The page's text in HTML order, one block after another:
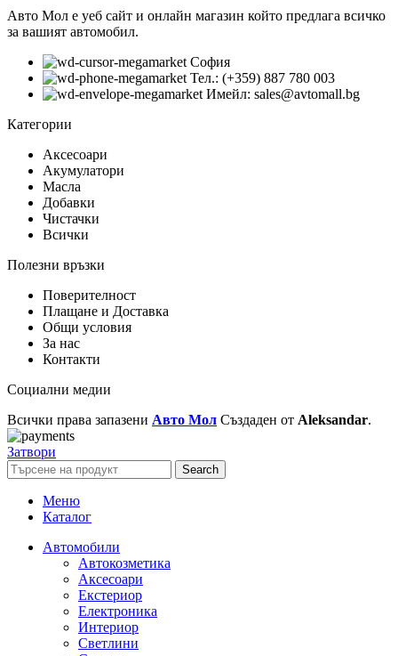
Авто Мол е уеб сайт и онлайн магазин който предлага всичко
за вашият автомобил.
София
Тел.: (+359) 887 780 003
Имейл: sales@avtomall.bg
Категории
Аксесоари
Акумулатори
Масла
Добавки
Чистачки
Всички
Полезни връзки
Поверителност
Плащане и Доставка
Общи условия
За нас
Контакти
Социални медии
Всички права запазени Авто Мол Създаден от Aleksandar.
Затвори
Search
Меню
Каталог
Автомобили
Автокозметика
Аксесоари
Екстериор
Електроника
Интериор
Светлини